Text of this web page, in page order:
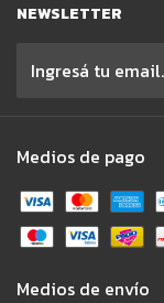
NEWSLETTER
Medios de pago
Medios de envío